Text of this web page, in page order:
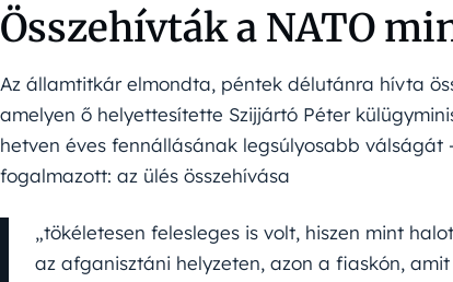
Összehívták a NATO
Az államtitkár elmondta, péntek délutánra hívta
amelyen ő helyettesítette Szijjártó Péter
hetven éves fennállásának legsúlyosabb
fogalmazott: az ülés összehívása
„tökéletesen felesleges is volt, hiszen mint
az afganisztáni helyzeten, azon a fiaskón,